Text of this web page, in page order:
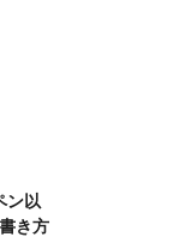
ン以
き方